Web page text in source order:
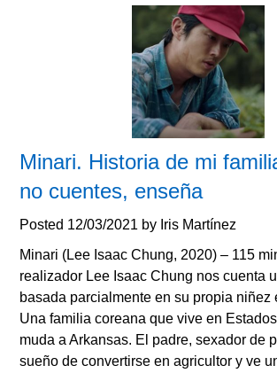
Minari. Historia de mi
no cuentes, enseña
Posted 12/03/2021 by Iris Martínez
Minari (Lee Isaac Chung, 2020) – 115
realizador Lee Isaac Chung nos cuenta
basada parcialmente en su propia niñez
Una familia coreana que vive en
muda a Arkansas. El padre, sexador de
sueño de convertirse en agricultor y ve